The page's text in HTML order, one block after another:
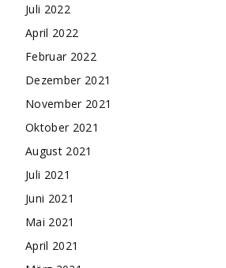
Juli 2022
April 2022
Februar 2022
Dezember 2021
November 2021
Oktober 2021
August 2021
Juli 2021
Juni 2021
Mai 2021
April 2021